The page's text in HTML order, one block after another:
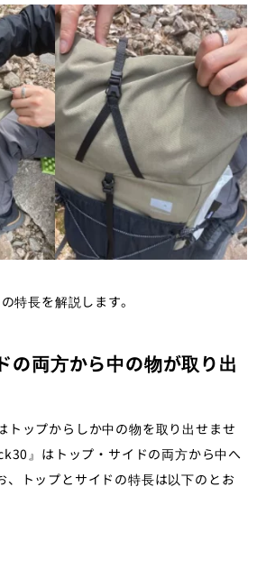
特長を解説します。
の両方から中の物が取り出
トップからしか中の物を取り出せませ
』はトップ・サイドの両方から中へ
、トップとサイドの特長は以下のとお